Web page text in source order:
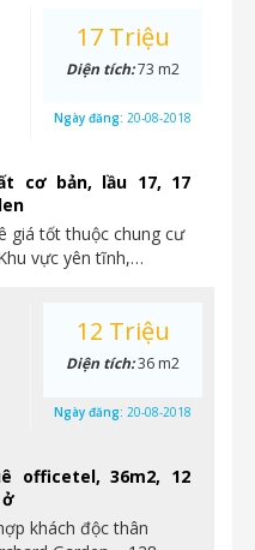
cơ bản, lầu 17, 17
giá tốt thuộc chung cư
vực yên tĩnh,…
17 Triệu
Diện tích:73 m2
Ngày đăng: 20-08-2018
officetel, 36m2, 12
khách độc thân
12 Triệu
Diện tích:36 m2
Ngày đăng: 20-08-2018